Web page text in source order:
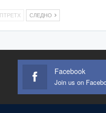
ПТРЕТХ СЛЕДНО
Facebook
Join us on